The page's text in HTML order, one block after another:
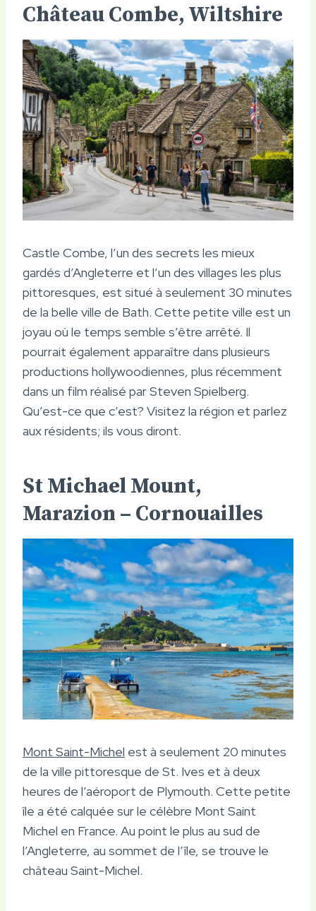
Château Combe, Wiltshire
Castle Combe, l’un des secrets les mieux
gardés d’Angleterre et l’un des villages les plus
pittoresques, est situé à seulement 30 minutes
de la belle ville de Bath. Cette petite ville est un
joyau où le temps semble s’être arrêté. Il
pourrait également apparaître dans plusieurs
productions hollywoodiennes, plus récemment
dans un film réalisé par Steven Spielberg.
Qu’est-ce que c’est? Visitez la région et parlez
aux résidents; ils vous diront.
St Michael Mount,
Marazion – Cornouailles
Mont Saint-Michel est à seulement 20 minutes
de la ville pittoresque de St. Ives et à deux
heures de l’aéroport de Plymouth. Cette petite
île a été calquée sur le célèbre Mont Saint
Michel en France. Au point le plus au sud de
l’Angleterre, au sommet de l’île, se trouve le
château Saint-Michel.